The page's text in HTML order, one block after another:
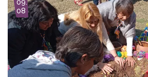
m
a
g
09.
08